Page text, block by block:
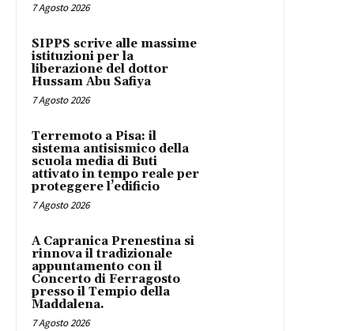
7 Agosto 2026
SIPPS scrive alle massime
istituzioni per la
liberazione del dottor
Hussam Abu Safiya
7 Agosto 2026
Terremoto a Pisa: il
sistema antisismico della
scuola media di Buti
attivato in tempo reale per
proteggere l’edificio
7 Agosto 2026
A Capranica Prenestina si
rinnova il tradizionale
appuntamento con il
Concerto di Ferragosto
presso il Tempio della
Maddalena.
7 Agosto 2026